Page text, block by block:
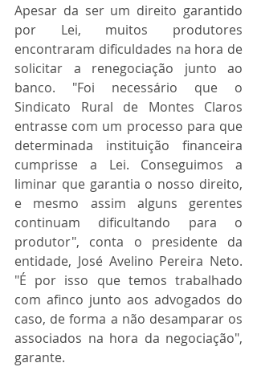
Apesar da ser um direito garantido
por Lei, muitos produtores
encontraram dificuldades na hora de
solicitar a renegociação junto ao
banco. "Foi necessário que o
Sindicato Rural de Montes Claros
entrasse com um processo para que
determinada instituição financeira
cumprisse a Lei. Conseguimos a
liminar que garantia o nosso direito,
e mesmo assim alguns gerentes
continuam dificultando para o
produtor", conta o presidente da
entidade, José Avelino Pereira Neto.
"É por isso que temos trabalhado
com afinco junto aos advogados do
caso, de forma a não desamparar os
associados na hora da negociação",
garante.